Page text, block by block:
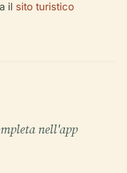
il sito turistico
nell'app